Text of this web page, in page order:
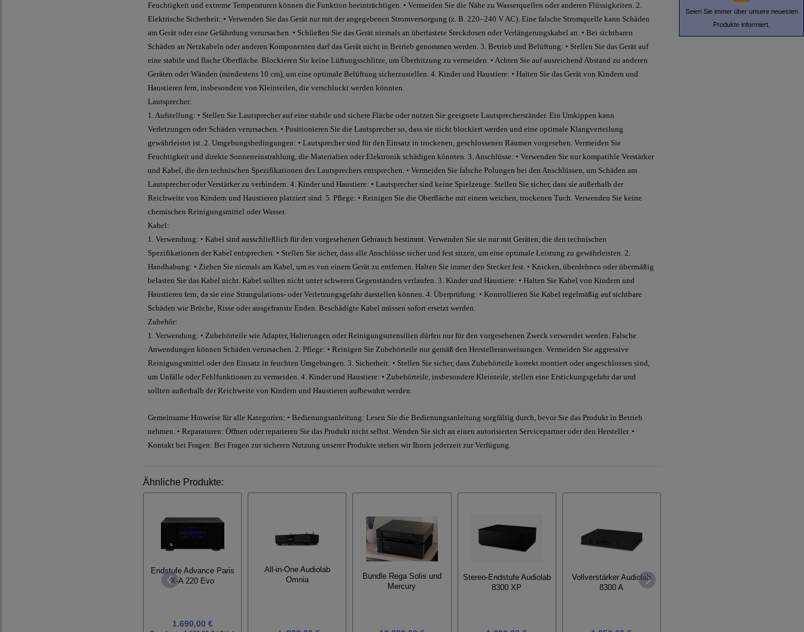
Feuchtigkeit und extreme Temperaturen können die Funktion beeinträchtigen. • Vermeiden Sie die Nähe zu Wasserquellen oder anderen Flüssigkeiten. 2.
Elektrische Sicherheit: • Verwenden Sie das Gerät nur mit der angegebenen Stromversorgung (z. B. 220–240 V AC). Eine falsche Stromquelle kann Schäden
am Gerät oder eine Gefährdung verursachen. • Schließen Sie das Gerät niemals an überlastete Steckdosen oder Verlängerungskabel an. • Bei sichtbaren
Schäden an Netzkabeln oder anderen Komponenten darf das Gerät nicht in Betrieb genommen werden. 3. Betrieb und Belüftung: • Stellen Sie das Gerät auf
eine stabile und flache Oberfläche. Blockieren Sie keine Lüftungsschlitze, um Überhitzung zu vermeiden. • Achten Sie auf ausreichend Abstand zu anderen
Geräten oder Wänden (mindestens 10 cm), um eine optimale Belüftung sicherzustellen. 4. Kinder und Haustiere: • Halten Sie das Gerät von Kindern und
Haustieren fern, insbesondere von Kleinteilen, die verschluckt werden könnten.
Lautsprecher:
1. Aufstellung: • Stellen Sie Lautsprecher auf eine stabile und sichere Fläche oder nutzen Sie geeignete Lautsprecherständer. Ein Umkippen kann
Verletzungen oder Schäden verursachen. • Positionieren Sie die Lautsprecher so, dass sie nicht blockiert werden und eine optimale Klangverteilung
gewährleistet ist. 2. Umgebungsbedingungen: • Lautsprecher sind für den Einsatz in trockenen, geschlossenen Räumen vorgesehen. Vermeiden Sie
Feuchtigkeit und direkte Sonneneinstrahlung, die Materialien oder Elektronik schädigen könnten. 3. Anschlüsse: • Verwenden Sie nur kompatible Verstärker
und Kabel, die den technischen Spezifikationen des Lautsprechers entsprechen. • Vermeiden Sie falsche Polungen bei den Anschlüssen, um Schäden am
Lautsprecher oder Verstärker zu verhindern. 4. Kinder und Haustiere: • Lautsprecher sind keine Spielzeuge. Stellen Sie sicher, dass sie außerhalb der
Reichweite von Kindern und Haustieren platziert sind. 5. Pflege: • Reinigen Sie die Oberfläche mit einem weichen, trockenen Tuch. Verwenden Sie keine
chemischen Reinigungsmittel oder Wasser.
Kabel:
1. Verwendung: • Kabel sind ausschließlich für den vorgesehenen Gebrauch bestimmt. Verwenden Sie sie nur mit Geräten, die den technischen
Spezifikationen der Kabel entsprechen. • Stellen Sie sicher, dass alle Anschlüsse sicher und fest sitzen, um eine optimale Leistung zu gewährleisten. 2.
Handhabung: • Ziehen Sie niemals am Kabel, um es von einem Gerät zu entfernen. Halten Sie immer den Stecker fest. • Knicken, überdehnen oder übermäßig
belasten Sie das Kabel nicht. Kabel sollten nicht unter schweren Gegenständen verlaufen. 3. Kinder und Haustiere: • Halten Sie Kabel von Kindern und
Haustieren fern, da sie eine Strangulations- oder Verletzungsgefahr darstellen können. 4. Überprüfung: • Kontrollieren Sie Kabel regelmäßig auf sichtbare
Schäden wie Brüche, Risse oder ausgefranste Enden. Beschädigte Kabel müssen sofort ersetzt werden.
Zubehör:
1. Verwendung: • Zubehörteile wie Adapter, Halterungen oder Reinigungsutensilien dürfen nur für den vorgesehenen Zweck verwendet werden. Falsche
Anwendungen können Schäden verursachen. 2. Pflege: • Reinigen Sie Zubehörteile nur gemäß den Herstelleranweisungen. Vermeiden Sie aggressive
Reinigungsmittel oder den Einsatz in feuchten Umgebungen. 3. Sicherheit: • Stellen Sie sicher, dass Zubehörteile korrekt montiert oder angeschlossen sind,
um Unfälle oder Fehlfunktionen zu vermeiden. 4. Kinder und Haustiere: • Zubehörteile, insbesondere Kleinteile, stellen eine Erstickungsgefahr dar und
sollten außerhalb der Reichweite von Kindern und Haustieren aufbewahrt werden.
Gemeinsame Hinweise für alle Kategorien: • Bedienungsanleitung: Lesen Sie die Bedienungsanleitung sorgfältig durch, bevor Sie das Produkt in Betrieb
nehmen. • Reparaturen: Öffnen oder reparieren Sie das Produkt nicht selbst. Wenden Sie sich an einen autorisierten Servicepartner oder den Hersteller. •
Kontakt bei Fragen: Bei Fragen zur sicheren Nutzung unserer Produkte stehen wir Ihnen jederzeit zur Verfügung.
Ähnliche Produkte:
Endstufe Advance Paris
X-A 220 Evo
1.690,00 €
All-in-One Audiolab
Omnia
Bundle Rega Solis und
Mercury
Stereo-Endstufe Audiolab
8300 XP
Vollverstärker Audiolab
8300 A
Seien Sie immer über unsere neuesten
Produkte informiert.